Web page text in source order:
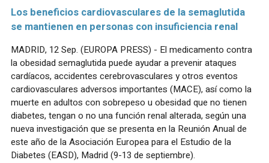
Los beneficios cardiovasculares de la semaglutida
se mantienen en personas con insuficiencia renal
MADRID, 12 Sep. (EUROPA PRESS) - El medicamento contra
la obesidad semaglutida puede ayudar a prevenir ataques
cardíacos, accidentes cerebrovasculares y otros eventos
cardiovasculares adversos importantes (MACE), así como la
muerte en adultos con sobrepeso u obesidad que no tienen
diabetes, tengan o no una función renal alterada, según una
nueva investigación que se presenta en la Reunión Anual de
este año de la Asociación Europea para el Estudio de la
Diabetes (EASD), Madrid (9-13 de septiembre).